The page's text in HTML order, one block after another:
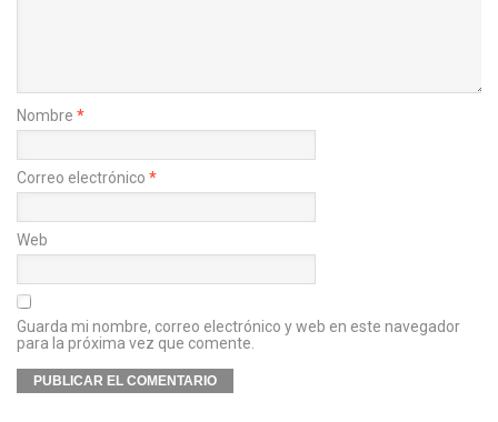
Nombre *
Correo electrónico *
Web
Guarda mi nombre, correo electrónico y web en este navegador
para la próxima vez que comente.